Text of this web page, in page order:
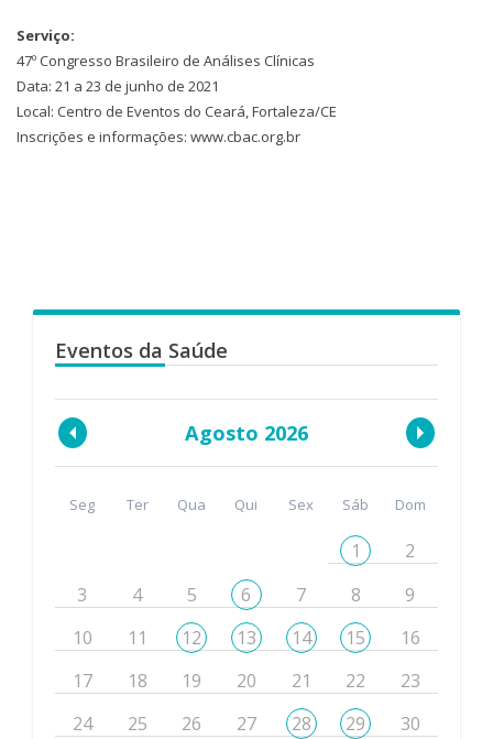
Serviço:
47º Congresso Brasileiro de Análises Clínicas
Data: 21 a 23 de junho de 2021
Local: Centro de Eventos do Ceará, Fortaleza/CE
Inscrições e informações: www.cbac.org.br
Eventos da Saúde
Agosto 2026
Seg Ter Qua Qui Sex Sáb Dom
1
2
3
4 5 6 7 8
9
10
11 12 13 14 15
16
17
18 19 20 21 22
23
24
25 26 27 28 29
30